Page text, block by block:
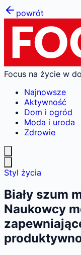
powrót
Focus na życie w
Najnowsze
Aktywność
Dom i ogród
Moda i uroda
Zdrowie
Styl życia
Biały szum
Naukowcy